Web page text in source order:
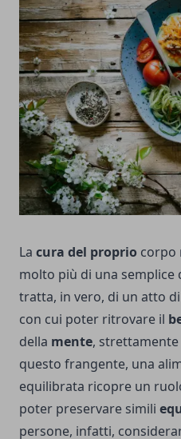
La cura del proprio corpo
molto più di una semplice
tratta, in vero, di un atto di
con cui poter ritrovare il
della mente,
questo frangente, una
equilibrata ricopre un
poter preservare simili
persone, infatti,